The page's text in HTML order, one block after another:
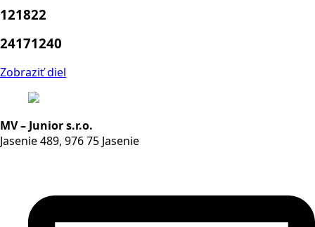
121822
24171240
Zobraziť diel
MV – Junior s.r.o.
Jasenie 489, 976 75 Jasenie